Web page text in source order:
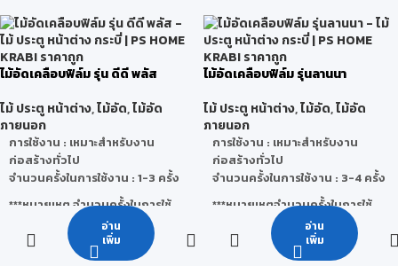
ทนทานต่อความชื้น ได้ดี ทำให้ไม้ไม่
โค้งงอ ผิวหน้าไม่หลุดแตก
ทนทานต่อเชื้อรา และแมลงทุกชนิด
ง่ายต่อการติดตั้งเนื่องจากใช้กับ
เครื่องมืองานไม้ได้ทุกประเภท เช่น
ตัด ไส ตอก เจาะ เป็นต้น
ผิวหน้าของ OSBทำให้ยึดเกาะได้ดี
กับวัสดุที่ทำจากปูนซีเมนต์ หิน อิฐ
ไวนิล และวัสดุอื่นๆ
การใช้งาน LANNA OSB : สามารถ
เฟอร์นิเจอร์,งานบรรจุภัณฑ์,งาน
ผนังกั้นห้อง,งานปูพื้นปรับระดับ
(Subfloor), แผ่นรองใต้หลังคา
ป้องกันความร้อนเข้ามาสู่ตัว
อาคาร ซึ่งช่วยให้บ้าน และอาคาร
เย็นสบาย
สไมล์บอร์ด ผ่านการรับรอง
อังกฤษ
ทนทานต่อทุกสภาวะอากาศ
ป้องกันปลวก และแมลงกินไม้ทุก
ชนิด
ไม่มีส่วนผสมของแร่ใยหิน
ทำงานง่าย โดยสามารถใช้เครื่อง
มือไม้ทั่วไปในการทำงาน เช่น ตัด
เจาะ ขัดผิว ปาดมุม ฯลฯ
ประหยัดเวลา และค่าแรงก่อสร้าง
ประเภทจะมีความแข็งแรงใกล้เคียง
กับไม้เนื้อแข็งก็ตามแต่ก็ยังจัดให้อยู่
ในหมวดไม้เนื้ออ่อนอยู่
- เป็นไม้ธุรกิจที่ถือว่าหาซื้อได้ง่าย
- สามารถนำมาแปรรูปใช้งานได้
หลากหลาย
-มีลวดลายสีน้ำตาลที่สวยงาม
-ทนทานต่อการทะลุของไม้
- มีเส้นใยที่มีความต้านทานต่อแรง
ดึงสูง
ประโยชน์: ใช้ในการทำเฟอร์นิเจอร์
ทำไม้คิ้ว ไม้บัว วงกบประตู ทำบาน
ประตู ทำโต๊ะ เก้าอี้ รวมถึงยัง
สามารถนำมาทำเป็นงานตกแต่ง
ไม้อัดเคลือบฟิล์ม รุ่น ดีดี พลัส
ไม้ ประตู หน้าต่าง,ไม้อัด,ไม้อัด
ภายนอก
การใช้งาน : เหมาะสำหรับงาน
ก่อสร้างทั่วไป
จำนวนครั้งในการใช้งาน : 1-3 ครั้ง
***หมายเหตุ จำนวนครั้งในการใช้
งานจริงนั้นสามารถเปลี่ยนแปลง
ได้ โดยขึ้นอยู่กับ สภาพแวดล้อม วิธี
ใช้งานของผู้ใช้ การเก็บรักษา และ
อ่าน
เพิ่ม
ไม้อัดเคลือบฟิล์ม รุ่นลานนา
ไม้ ประตู หน้าต่าง,ไม้อัด,ไม้อัด
ภายนอก
การใช้งาน : เหมาะสำหรับงาน
ก่อสร้างทั่วไป
จำนวนครั้งในการใช้งาน : 3-4 ครั้ง
***หมายเหตุจำนวนครั้งในการใช้
งานจริงนั้นสามารถเปลี่ยนแปลง
ได้ โดยขึ้นอยู่กับ สภาพแวดล้อม วิธี
ใช้งานของผู้ใช้ การเก็บรักษา และ
อ่าน
เพิ่ม